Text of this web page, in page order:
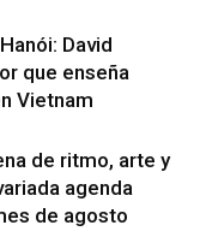
David
que enseña
Vietnam
de ritmo, arte y
agenda
de agosto